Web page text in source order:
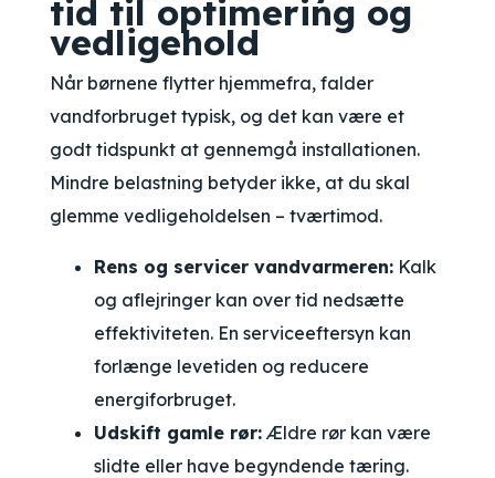
tid til optimering og
vedligehold
Når børnene flytter hjemmefra, falder
vandforbruget typisk, og det kan være et
godt tidspunkt at gennemgå installationen.
Mindre belastning betyder ikke, at du skal
glemme vedligeholdelsen – tværtimod.
Rens og servicer vandvarmeren: Kalk
og aflejringer kan over tid nedsætte
effektiviteten. En serviceeftersyn kan
forlænge levetiden og reducere
energiforbruget.
Udskift gamle rør: Ældre rør kan være
slidte eller have begyndende tæring.